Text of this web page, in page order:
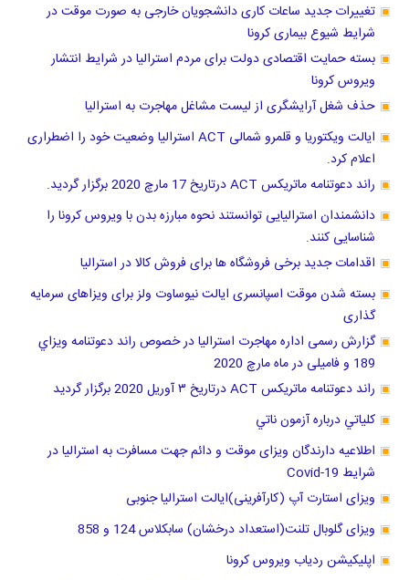
تغییرات جدید ساعات کاری دانشجویان خارجی به صورت موقت در
شرایط شیوع بیماری کرونا
بسته حمایت اقتصادی دولت برای مردم استرالیا در شرایط انتشار
ویروس کرونا
حذف شغل آرایشگری از لیست مشاغل مهاجرت به استرالیا
ایالت ویکتوریا و قلمرو شمالی ACT استرالیا وضعیت خود را اضطراری
اعلام کرد.
راند دعوتنامه ماتریکس ACT درتاریخ 17 مارچ 2020 برگزار گردید.
دانشمندان استرالیایی توانستند نحوه مبارزه بدن با ویروس کرونا را
شناسایی کنند.
اقدامات جدید برخی فروشگاه ها برای فروش کالا در استرالیا
بسته شدن موقت اسپانسری ایالت نیوساوت ولز برای ویزاهای سرمایه
گذاری
گزارش رسمی اداره مهاجرت استرالیا در خصوص راند دعوتنامه ويزاي
189 و فامیلی در ماه مارچ 2020
راند دعوتنامه ماتریکس ACT درتاریخ ٣ آوریل 2020 برگزار گرديد
كلياتي درباره آزمون ناتي
اطلاعیه دارندگان ویزای موقت و دائم جهت مسافرت به استرالیا در
شرایط Covid-19
ویزای استارت آپ (کارآفرینی)ایالت استرالیا جنوبی
ویزای گلوبال تلنت(استعداد درخشان) سابکلاس 124 و 858
اپلیکیشن ردیاب ویروس کرونا